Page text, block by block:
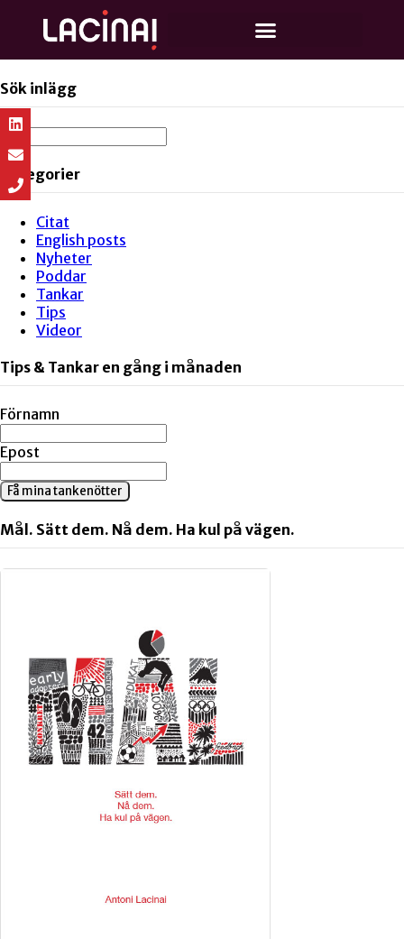
Sök inlägg
Kategorier
Citat
English posts
Nyheter
Poddar
Tankar
Tips
Videor
Tips & Tankar en gång i månaden
Förnamn
Epost
Få mina tankenötter
Mål. Sätt dem. Nå dem. Ha kul på vägen.